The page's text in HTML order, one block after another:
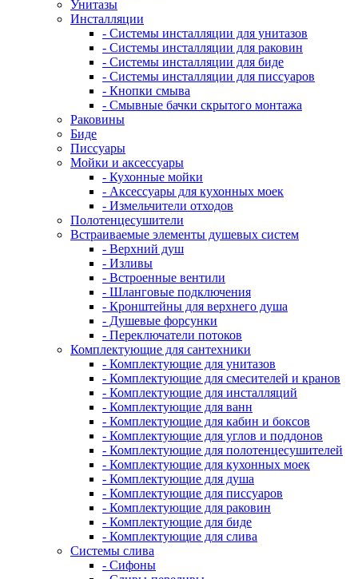
Унитазы
Инсталляции
- Системы инсталляции для унитазов
- Системы инсталляции для раковин
- Системы инсталляции для биде
- Системы инсталляции для писсуаров
- Кнопки смыва
- Смывные бачки скрытого монтажа
Раковины
Биде
Писсуары
Мойки и аксессуары
- Кухонные мойки
- Аксессуары для кухонных моек
- Измельчители отходов
Полотенцесушители
Встраиваемые элементы душевых систем
- Верхний душ
- Изливы
- Встроенные вентили
- Шланговые подключения
- Кронштейны для верхнего душа
- Душевые форсунки
- Переключатели потоков
Комплектующие для сантехники
- Комплектующие для унитазов
- Комплектующие для смесителей и кранов
- Комплектующие для инсталляций
- Комплектующие для ванн
- Комплектующие для кабин и боксов
- Комплектующие для углов и поддонов
- Комплектующие для полотенцесушителей
- Комплектующие для кухонных моек
- Комплектующие для душа
- Комплектующие для писсуаров
- Комплектующие для раковин
- Комплектующие для биде
- Комплектующие для слива
Системы слива
- Сифоны